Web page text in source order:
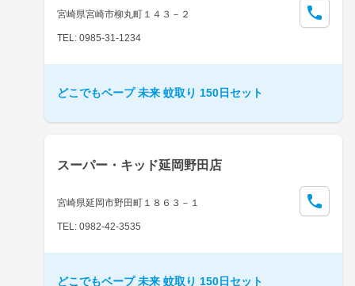
宮崎県宮崎市柳丸町１４３－２
TEL: 0985-31-1234
どこでもベープ 未来 蚊取り 150日セット
スーパー・キッド延岡野田店
宮崎県延岡市野田町１８６３－１
TEL: 0982-42-3535
どこでもベープ 未来 蚊取り 150日セット